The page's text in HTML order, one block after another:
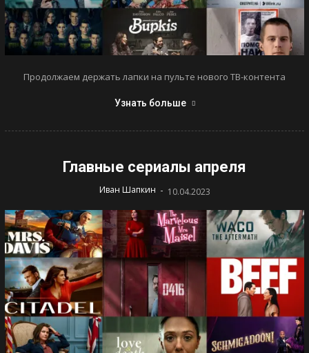
Продолжаем держать лапки на пульте нового ТВ-контента
Узнать больше
Главные сериалы апреля
Иван Шапкин - 10.04.2023